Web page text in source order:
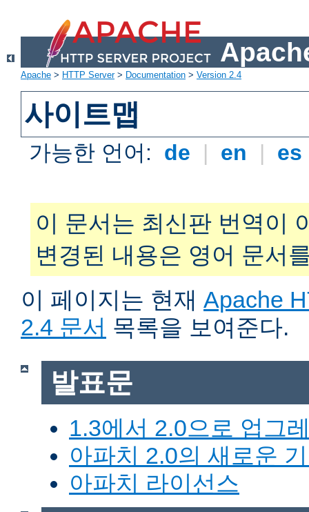
Apache > HTTP Server> Documentation > Version 2.4
사이트맵
가능한 언어: de | en | es
이 문서는 최신판 번역이
변경된 내용은 영어 문서
이 페이지는 현재 Apache
2.4 문서 목록을 보여준다.
발표문
1.3에서 2.0으로 업그
아파치 2.0의 새로운
아파치 라이선스